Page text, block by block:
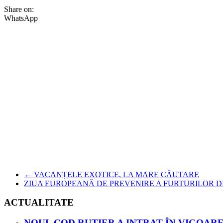
Share on:
WhatsApp
← VACANȚELE EXOTICE, LA MARE CĂUTARE
ZIUA EUROPEANĂ DE PREVENIRE A FURTURILOR
ACTUALITATE